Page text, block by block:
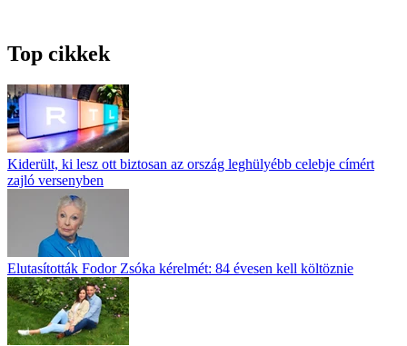
Top cikkek
Kiderült, ki lesz ott biztosan az ország leghülyébb celebje címért
zajló versenyben
Elutasították Fodor Zsóka kérelmét: 84 évesen kell költöznie